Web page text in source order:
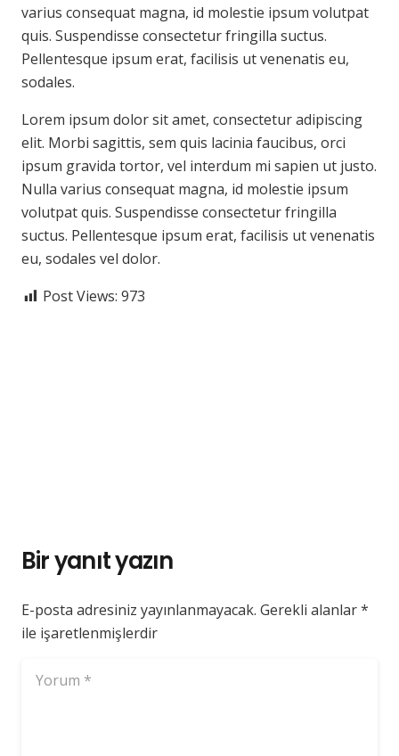
varius consequat magna, id molestie ipsum volutpat
quis. Suspendisse consectetur fringilla suctus.
Pellentesque ipsum erat, facilisis ut venenatis eu,
sodales.
Lorem ipsum dolor sit amet, consectetur adipiscing
elit. Morbi sagittis, sem quis lacinia faucibus, orci
ipsum gravida tortor, vel interdum mi sapien ut justo.
Nulla varius consequat magna, id molestie ipsum
volutpat quis. Suspendisse consectetur fringilla
suctus. Pellentesque ipsum erat, facilisis ut venenatis
eu, sodales vel dolor.
Post Views: 973
Bir yanıt yazın
E-posta adresiniz yayınlanmayacak. Gerekli alanlar*
ile işaretlenmişlerdir